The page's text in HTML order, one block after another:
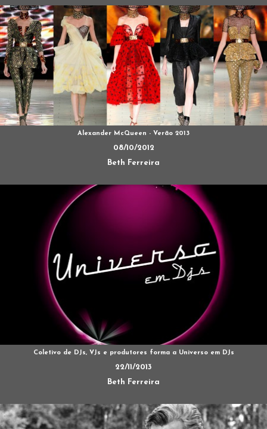
Alexander McQueen - Verão 2013
08/10/2012
Beth Ferreira
Coletivo de DJs, VJs e produtores forma a Universo em DJs
22/11/2013
Beth Ferreira